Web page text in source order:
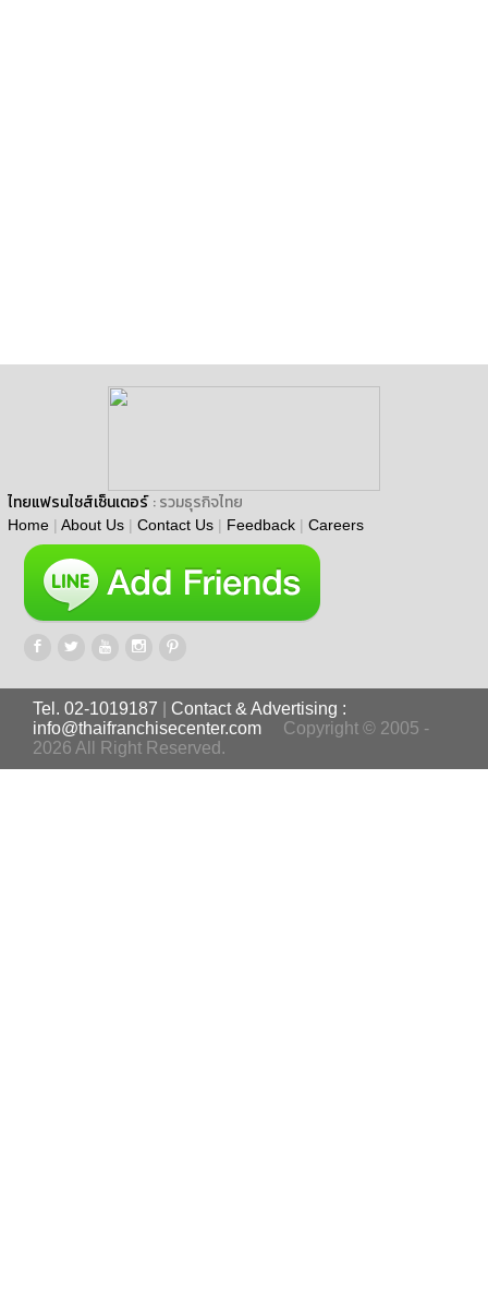
ไทยแฟรนไชส์เซ็นเตอร์ : รวมธุรกิจไทย
Home | About Us | Contact Us | Feedback | Careers
Tel. 02-1019187
Contact & Advertising :
info@thaifranchisecenter.com
Copyright © 2005 -
2026 All Right Reserved.